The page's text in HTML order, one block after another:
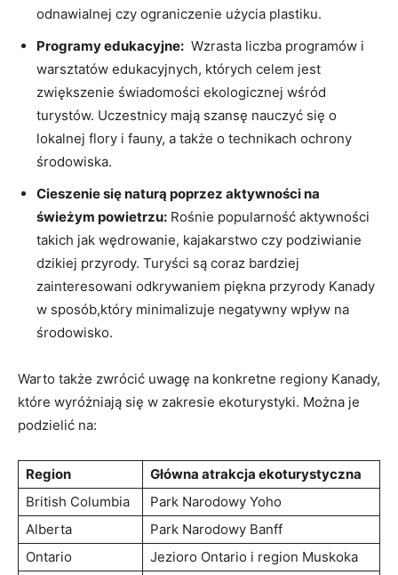
odnawialnej czy⁣ ograniczenie użycia​ plastiku.
Programy edukacyjne: ‍ Wzrasta⁤ liczba programów i
warsztatów edukacyjnych, których celem jest
zwiększenie świadomości ekologicznej ⁢wśród
turystów. ⁤Uczestnicy mają szansę ⁤nauczyć się o
lokalnej ⁤flory i fauny, ‍a także ‍o technikach ​ochrony
środowiska.
Cieszenie się naturą poprzez aktywności‌ na
świeżym⁤ powietrzu: Rośnie ‌popularność ⁤aktywności‌
takich jak wędrowanie, ​kajakarstwo czy podziwianie
dzikiej ⁢przyrody. ⁣Turyści są coraz bardziej⁢
zainteresowani odkrywaniem piękna przyrody Kanady
w sposób,który minimalizuje negatywny⁣ wpływ na
środowisko.
Warto także zwrócić ⁤uwagę ​na ‍konkretne regiony Kanady,
które wyróżniają się w ⁤zakresie ekoturystyki. ⁤Można je ​
podzielić⁢ na:
Region
Główna atrakcja ekoturystyczna
British Columbia
Park Narodowy Yoho
Alberta
Park Narodowy Banff
Ontario
Jezioro Ontario i region Muskoka